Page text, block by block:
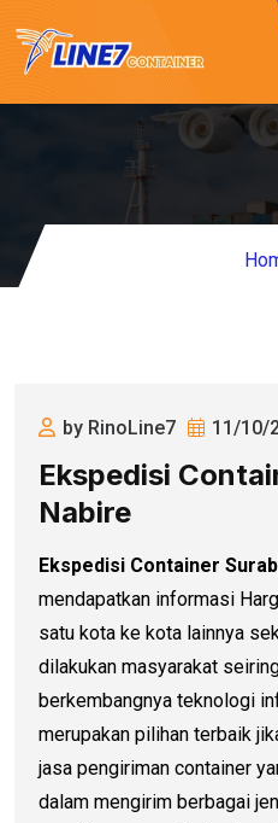
by RinoLine7 11/10/
Ekspedisi
Nabire
Ekspedisi Container
mendapatkan informasi
satu kota ke kota lainnya
dilakukan masyarakat
berkembangnya teknologi
merupakan pilihan terbaik
jasa pengiriman container
dalam mengirim berbagai